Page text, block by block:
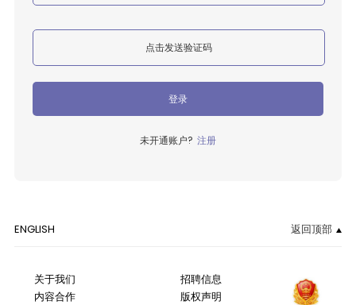
点击发送验证码
登录
未开通账户? 注册
ENGLISH 返回顶部
关于我们
内容合作
招聘信息
版权声明